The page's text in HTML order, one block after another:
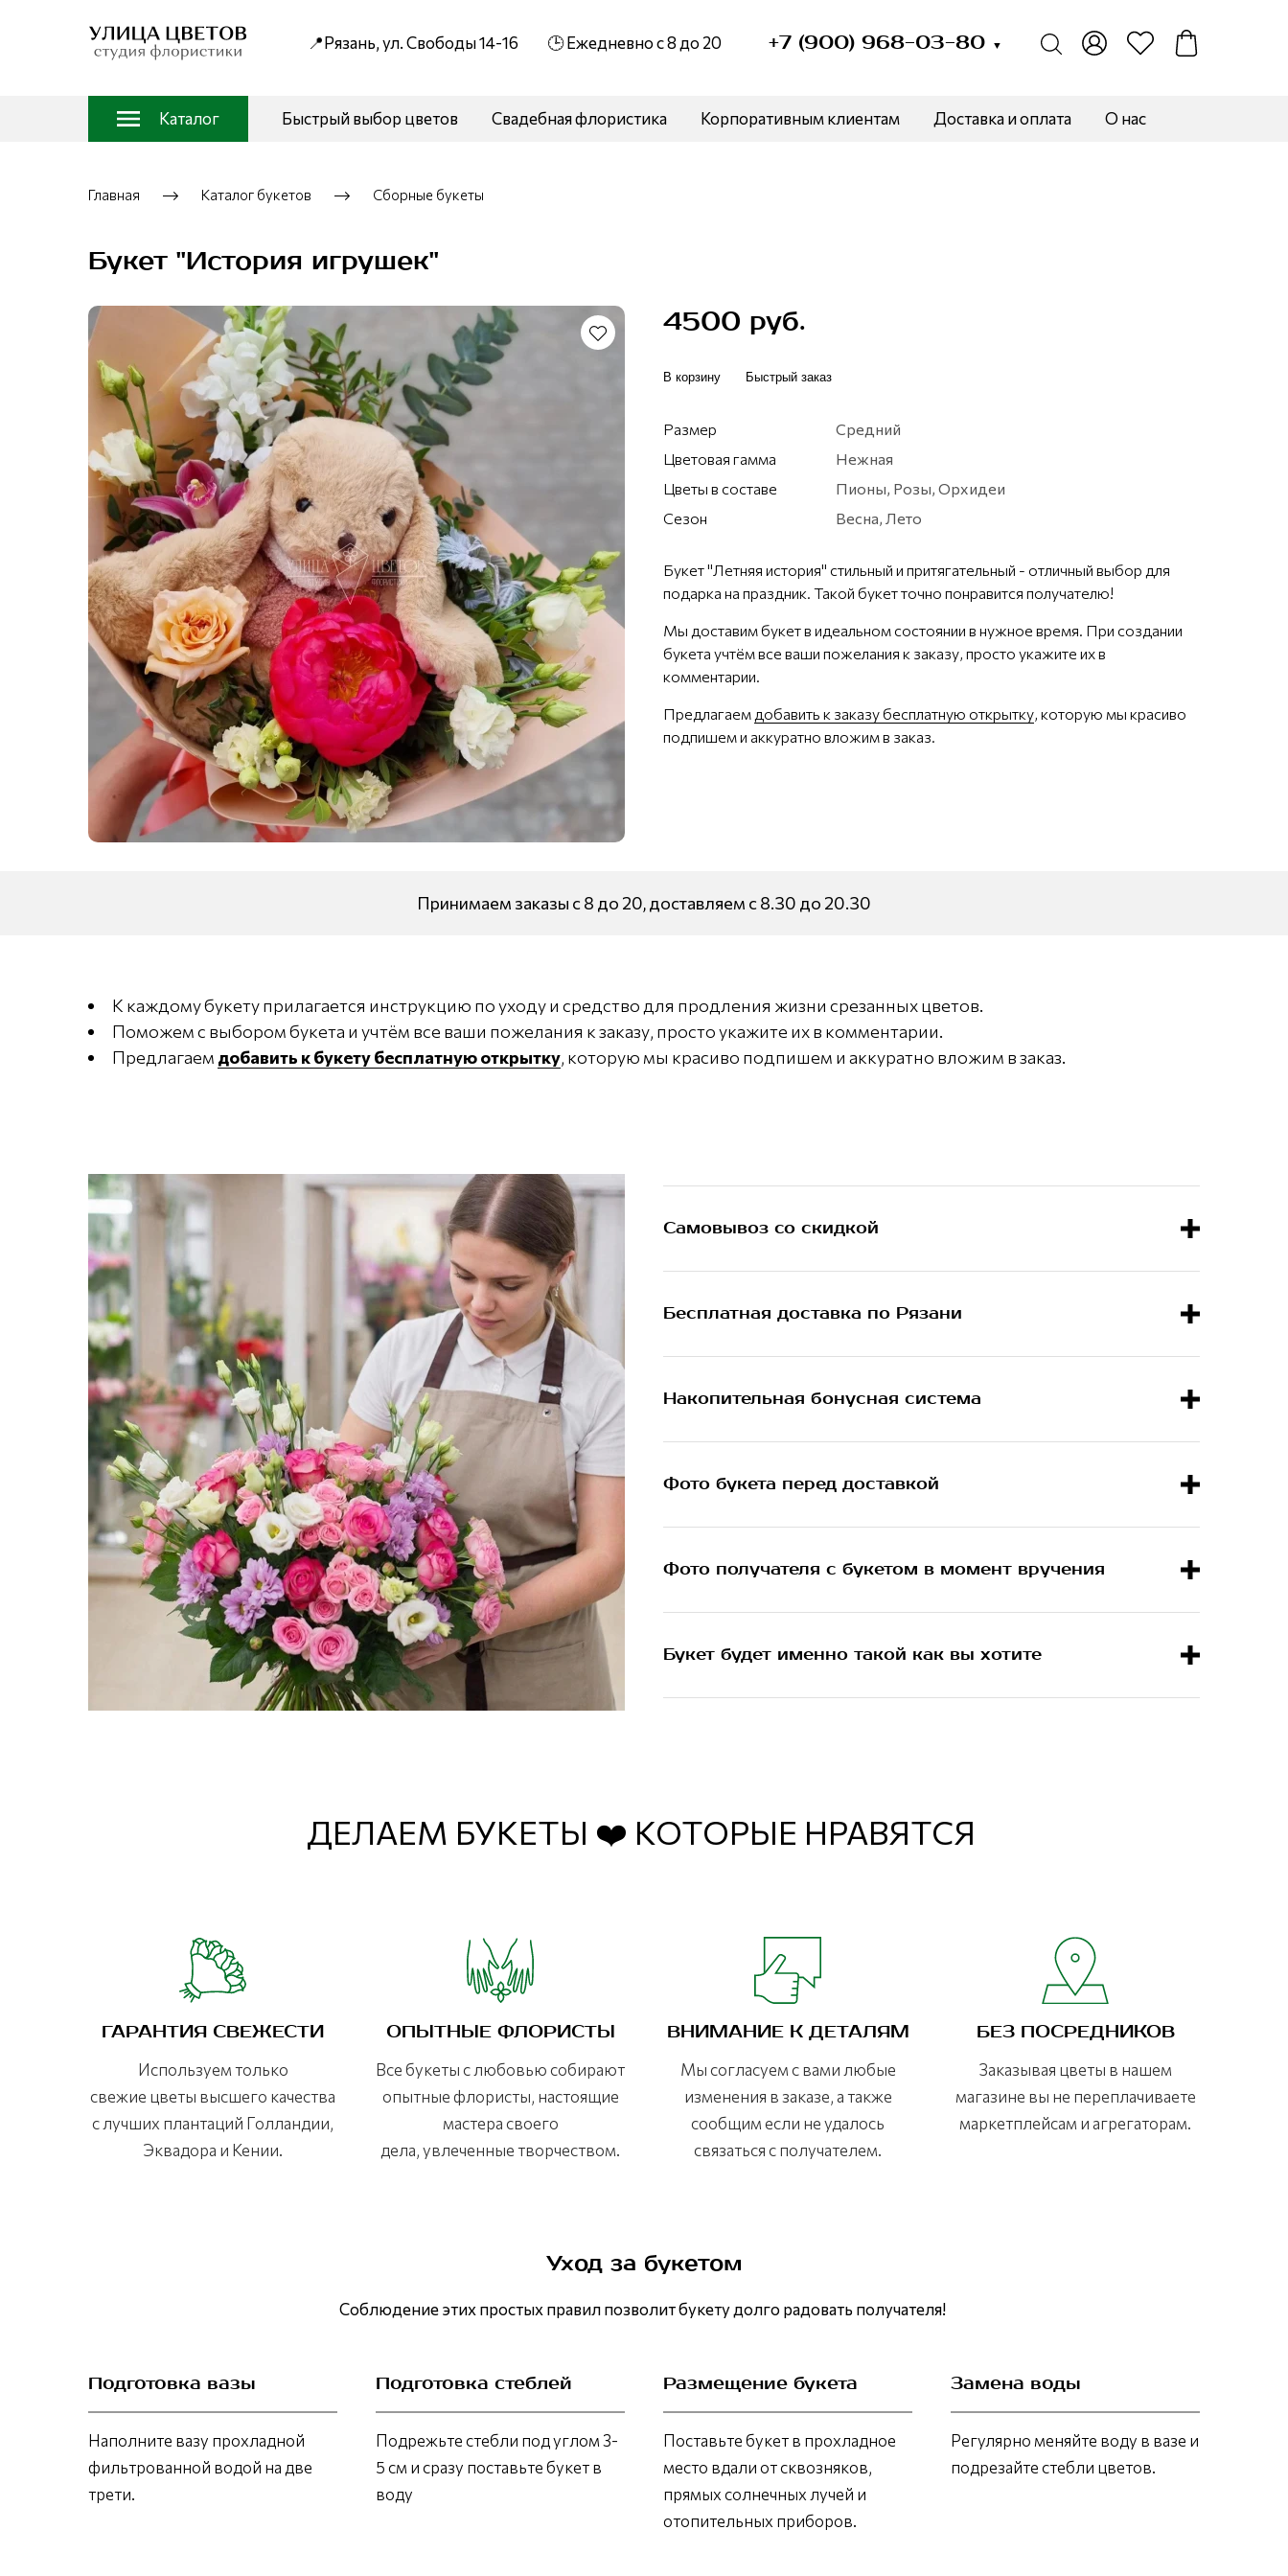
📍Рязань, ул. Свободы 14-16 🕒 Ежедневно с 8 до 20 +7 (900) 968-03-80 ▼
Каталог Быстрый выбор цветов Свадебная флористика Корпоративным клиентам Доставка и оплата О нас
Главная Каталог букетов Сборные букеты
Букет "История игрушек"
4500 руб.
В корзину Быстрый заказ
Размер
Средний
Цветовая гамма
Нежная
Цветы в составе
Пионы, Розы, Орхидеи
Сезон
Весна, Лето
Букет "Летняя история" стильный и притягательный - отличный выбор для
подарка на праздник. Такой букет точно понравится получателю!
Мы доставим букет в идеальном состоянии в нужное время. При создании
букета учтём все ваши пожелания к заказу, просто укажите их в
комментарии.
Предлагаем добавить к заказу бесплатную открытку, которую мы красиво
подпишем и аккуратно вложим в заказ.
Принимаем заказы с 8 до 20, доставляем с 8.30 до 20.30
К каждому букету прилагается инструкцию по уходу и средство для продления жизни срезанных цветов.
Поможем с выбором букета и учтём все ваши пожелания к заказу, просто укажите их в комментарии.
Предлагаем добавить к букету бесплатную открытку, которую мы красиво подпишем и аккуратно вложим в заказ.
Самовывоз со скидкой
Бесплатная доставка по Рязани
Накопительная бонусная система
Фото букета перед доставкой
Фото получателя с букетом в момент вручения
Букет будет именно такой как вы хотите
ДЕЛАЕМ БУКЕТЫ ❤️ КОТОРЫЕ НРАВЯТСЯ
ГАРАНТИЯ СВЕЖЕСТИ
Используем только
свежие цветы высшего качества
с лучших плантаций Голландии,
Эквадора и Кении.
ОПЫТНЫЕ ФЛОРИСТЫ
Все букеты с любовью собирают
опытные флористы, настоящие
мастера своего
дела, увлеченные творчеством.
ВНИМАНИЕ К ДЕТАЛЯМ
Мы согласуем с вами любые
изменения в заказе, а также
сообщим если не удалось
связаться с получателем.
БЕЗ ПОСРЕДНИКОВ
Заказывая цветы в нашем
магазине вы не переплачиваете
маркетплейсам и агрегаторам.
Уход за букетом
Соблюдение этих простых правил позволит букету долго радовать получателя!
Подготовка вазы
Наполните вазу прохладной
фильтрованной водой на две
трети.
Подготовка стеблей
Подрежьте стебли под углом 3-
5 см и сразу поставьте букет в
воду
Размещение букета
Поставьте букет в прохладное
место вдали от сквозняков,
прямых солнечных лучей и
отопительных приборов.
Замена воды
Регулярно меняйте воду в вазе и
подрезайте стебли цветов.